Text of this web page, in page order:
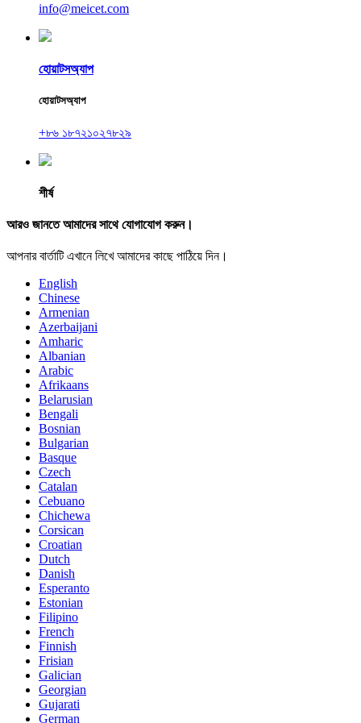
info@meicet.com
হোয়াটসঅ্যাপ
হোয়াটসঅ্যাপ
+৮৬ ১৮৭২১০২৭৮২৯
শীর্ষ
আরও জানতে আমাদের সাথে যোগাযোগ করুন।
আপনার বার্তাটি এখানে লিখে আমাদের কাছে পাঠিয়ে দিন।
English
Chinese
Armenian
Azerbaijani
Amharic
Albanian
Arabic
Afrikaans
Belarusian
Bengali
Bosnian
Bulgarian
Basque
Czech
Catalan
Cebuano
Chichewa
Corsican
Croatian
Dutch
Danish
Esperanto
Estonian
Filipino
French
Finnish
Frisian
Galician
Georgian
Gujarati
German